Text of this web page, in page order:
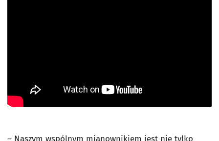
– Naszym wspólnym mianownikiem jest nie tylko